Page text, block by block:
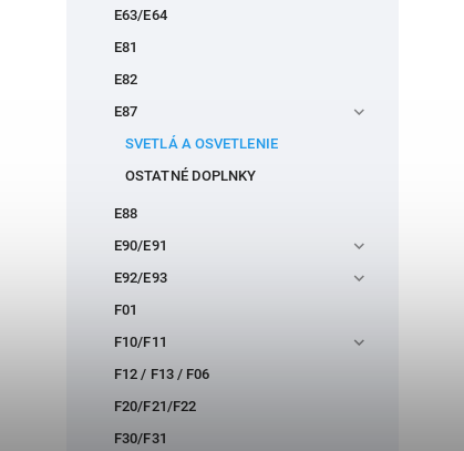
E63/E64
E81
E82
E87
SVETLÁ A OSVETLENIE
OSTATNÉ DOPLNKY
E88
E90/E91
E92/E93
F01
F10/F11
F12 / F13 / F06
F20/F21/F22
F30/F31